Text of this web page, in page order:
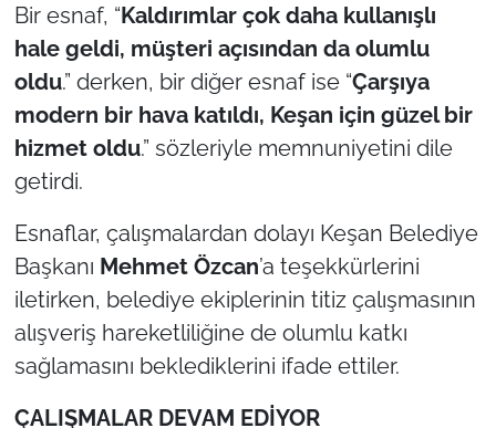
Bir esnaf, “Kaldırımlar çok daha kullanışlı
hale geldi, müşteri açısından da olumlu
oldu.” derken, bir diğer esnaf ise “Çarşıya
modern bir hava katıldı, Keşan için güzel bir
hizmet oldu.” sözleriyle memnuniyetini dile
getirdi.
Esnaflar, çalışmalardan dolayı Keşan Belediye
Başkanı Mehmet Özcan’a teşekkürlerini
iletirken, belediye ekiplerinin titiz çalışmasının
alışveriş hareketliliğine de olumlu katkı
sağlamasını beklediklerini ifade ettiler.
ÇALIŞMALAR DEVAM EDİYOR
Güvenlik
Genel
Politika
Dış Haberler
Magazin